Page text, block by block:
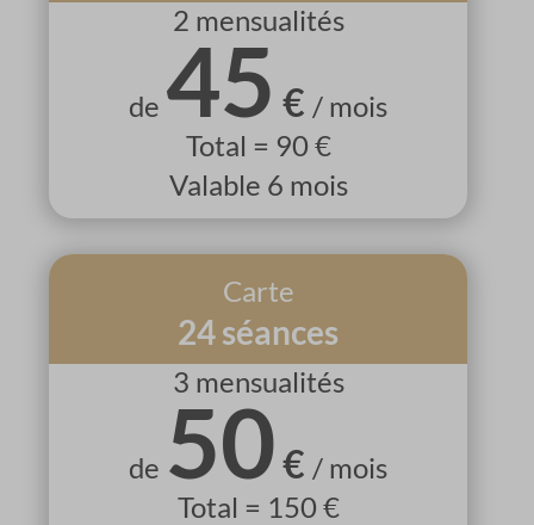
2 mensualités
de 45 € / mois
Total = 90 €
Valable 6 mois
Carte
24 séances
3 mensualités
de 50€ / mois
Total = 150 €